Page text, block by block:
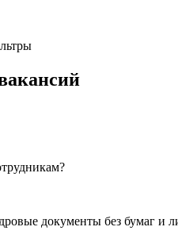
документы без бумаг и